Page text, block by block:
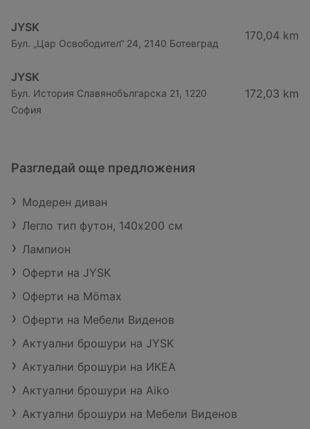
JYSK
Бул. „Цар Освободител“ 24, 2140 Ботевград
170,04 km
JYSK
Бул. История Славянобългарска 21, 1220
София
172,03 km
Разгледай още предложения
Модерен диван
Легло тип футон, 140х200 см
Лампион
Оферти на JYSK
Оферти на Mömax
Оферти на Мебели Виденов
Актуални брошури на JYSK
Актуални брошури на ИКЕА
Актуални брошури на Aiko
Актуални брошури на Мебели Виденов